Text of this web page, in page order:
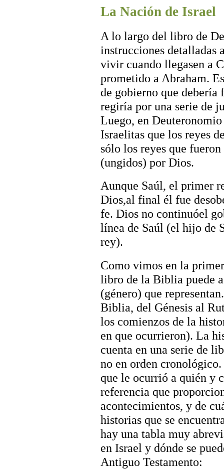
La Nación de Israel
A lo largo del libro de
instrucciones detalladas
vivir cuando llegasen a
prometido a Abraham.
de gobierno que debería
regiría por una serie de
Luego, en
Israelitas que los reyes
sólo los reyes que
(ungidos) por Dios.
Aunque Saúl, el primer
Dios,al final él fue
fe. Dios no continuóel
línea de Saúl (el hijo de
rey).
Como vimos en la
libro de la Biblia puede
(género) que
Biblia, del Génesis al
los comienzos de la
en que ocurrieron). La
cuenta en una serie de
no en orden
que le ocurrió a quién y
referencia que
acontecimientos, y de
historias que se
hay una tabla muy
en Israel y dónde se
Antiguo Testamento: